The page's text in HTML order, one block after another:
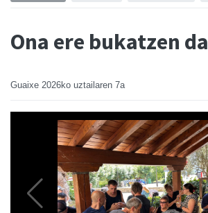
Ona ere bukatzen da
Guaixe 2026ko uztailaren 7a